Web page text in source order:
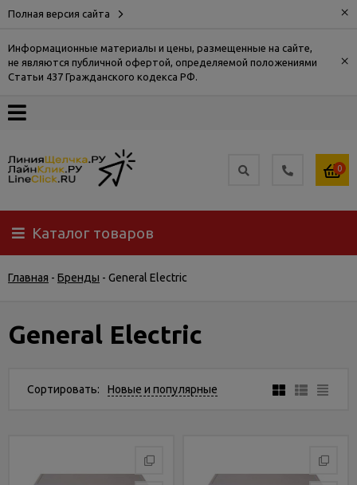
Полная версия сайта ×
Информационные материалы и цены, размещенные на сайте,
не являются публичной офертой, определяемой положениями
Статьи 437 Гражданского кодекса РФ.
×
О
Доставка
Самовывоз
Гарантия
сервис
новости
0
Каталог товаров
Главная - Бренды - General Electric
General Electric
Сортировать: Новые и популярные